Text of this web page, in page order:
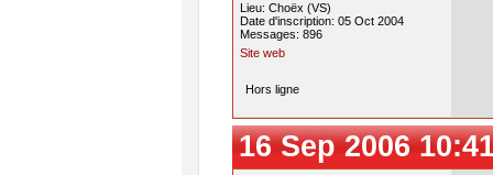
Lieu: Choëx (VS)
Date d'inscription: 05 Oct 2004
Messages: 896
Site web
Hors ligne
16 Sep 2006